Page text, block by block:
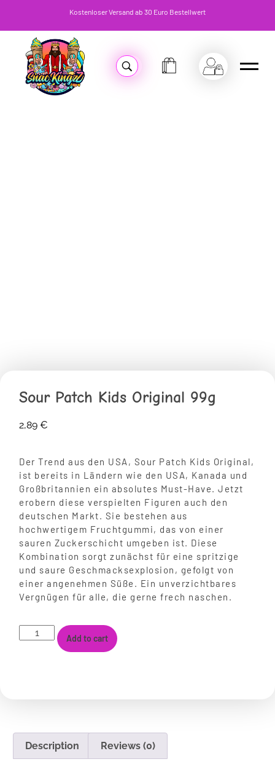
Kostenloser Versand ab 30 Euro Bestellwert
Sour Patch Kids Original 99g
2,89 €
Der Trend aus den USA, Sour Patch Kids Original,
ist bereits in Ländern wie den USA, Kanada und
Großbritannien ein absolutes Must-Have. Jetzt
erobern diese verspielten Figuren auch den
deutschen Markt. Sie bestehen aus
hochwertigem Fruchtgummi, das von einer
sauren Zuckerschicht umgeben ist. Diese
Kombination sorgt zunächst für eine spritzige
und saure Geschmacksexplosion, gefolgt von
einer angenehmen Süße. Ein unverzichtbares
Vergnügen für alle, die gerne frech naschen.
Add to cart
Description Reviews (0)